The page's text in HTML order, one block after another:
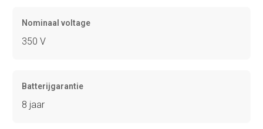
Nominaal voltage
350 V
Batterijgarantie
8 jaar